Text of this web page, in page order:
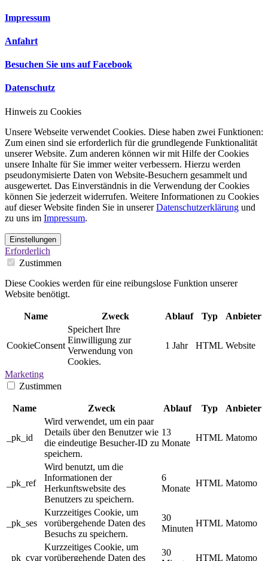
Impressum
Anfahrt
Besuchen Sie uns auf Facebook
Datenschutz
Hinweis zu Cookies
Unsere Webseite verwendet Cookies. Diese haben zwei Funktionen:
Zum einen sind sie erforderlich für die grundlegende Funktionalität
unserer Website. Zum anderen können wir mit Hilfe der Cookies
unsere Inhalte für Sie immer weiter verbessern. Hierzu werden
pseudonymisierte Daten von Website-Besuchern gesammelt und
ausgewertet. Das Einverständnis in die Verwendung der Cookies
können Sie jederzeit widerrufen. Weitere Informationen zu Cookies
auf dieser Website finden Sie in unsererDatenschutzerklärung und
zu uns im Impressum.
Einstellungen
Erforderlich
Zustimmen
Diese Cookies werden für eine reibungslose Funktion unserer
Website benötigt.
Name Zweck Ablauf Typ Anbieter
CookieConsent
Speichert Ihre
Einwilligung zur
Verwendung von
Cookies.
1 Jahr HTML Website
Marketing
Zustimmen
Name Zweck Ablauf Typ Anbieter
_pk_id
Wird verwendet, um ein paar
Details über den Benutzer wie
die eindeutige Besucher-ID zu
speichern.
13
Monate
HTML Matomo
_pk_ref
Wird benutzt, um die
Informationen der
Herkunftswebsite des
Benutzers zu speichern.
6
Monate
HTML Matomo
_pk_ses
Kurzzeitiges Cookie, um
vorübergehende Daten des
Besuchs zu speichern.
30
Minuten
HTML Matomo
_pk_cvar
Kurzzeitiges Cookie, um
vorübergehende Daten des
30
HTML Matomo